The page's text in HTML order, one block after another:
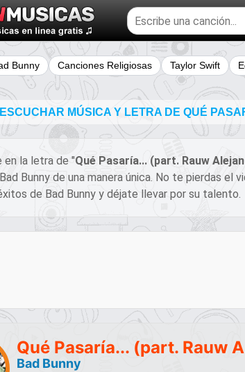
Buscar
temas
musicales
Bunny Canciones Religiosas Taylor Swift
MÚSICA Y LETRA DE QUÉ
en la letra de "Qué Pasaría... (part. Rauw
Bunny de una manera única. No te pierdas
de Bad Bunny y déjate llevar por su talento.
Qué Pasaría... (part. Rauw
Bad Bunny